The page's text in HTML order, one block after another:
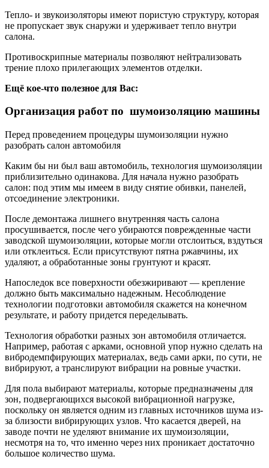
Тепло- и звукоизоляторы имеют пористую структуру, которая
не пропускает звук снаружи и удерживает тепло внутри
салона.
Противоскрипные материалы позволяют нейтрализовать
трение плохо прилегающих элементов отделки.
Ещё кое-что полезное для Вас:
Организация работ по шумоизоляцию машины
Перед проведением процедуры шумоизоляции нужно
разобрать салон автомобиля
Каким бы ни был ваш автомобиль, технология шумоизоляции
приблизительно одинакова. Для начала нужно разобрать
салон: под этим мы имеем в виду снятие обивки, панелей,
отсоединение электроники.
После демонтажа лишнего внутренняя часть салона
просушивается, после чего убираются поврежденные части
заводской шумоизоляции, которые могли отслоиться, вздуться
или отклеиться. Если присутствуют пятна ржавчины, их
удаляют, а обработанные зоны грунтуют и красят.
Напоследок все поверхности обезжиривают — крепление
должно быть максимально надежным. Несоблюдение
технологии подготовки автомобиля скажется на конечном
результате, и работу придется переделывать.
Технология обработки разных зон автомобиля отличается.
Например, работая с арками, основной упор нужно сделать на
вибродемпфирующих материалах, ведь сами арки, по сути, не
вибрируют, а транслируют вибрации на ровные участки.
Для пола выбирают материалы, которые предназначены для
зон, подвергающихся высокой вибрационной нагрузке,
поскольку он является одним из главных источников шума из-
за близости вибрирующих узлов. Что касается дверей, на
заводе почти не уделяют внимание их шумоизоляции,
несмотря на то, что именно через них проникает достаточно
большое количество шума.